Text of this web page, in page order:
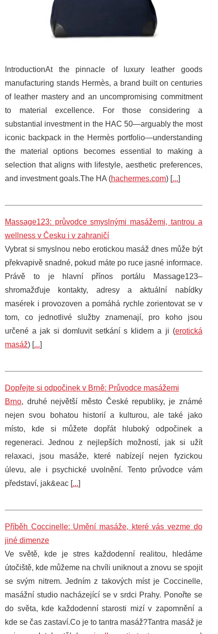
IntroductionAt the pinnacle of luxury leather goods
manufacturing stands Hermès, a brand built on centuries
of leather mastery and an uncompromising commitment
to material excellence. For those considering a
substantial investment in the HAC 50—arguably the most
iconic backpack in the Hermès portfolio—understanding
the material options becomes essential to making a
selection that aligns with lifestyle, aesthetic preferences,
and investment goals.The HA (hachermes.com) [...]
Massage123: průvodce smyslnými masážemi, tantrou a
wellness v Česku i v zahraničí
Vybrat si smyslnou nebo erotickou masáž dnes může být
překvapivě snadné, pokud máte po ruce jasné informace.
Právě to je hlavní přínos portálu Massage123–
shromažďuje kontakty, adresy a aktuální nabídky
masérek i provozoven a pomáhá rychle zorientovat se v
tom, co jednotlivé služby znamenají, pro koho jsou
určené a jak si domluvit setkání s klidem a ji (erotická
masáž) [...]
Dopřejte si odpočinek v Brně: Průvodce masážemi
Brno, druhé největší město České republiky, je známé
nejen svou bohatou historií a kulturou, ale také jako
místo, kde si můžete dopřát hluboký odpočinek a
regeneraci. Jednou z nejlepších možností, jak si užít
relaxaci, jsou masáže, které nabízejí nejen fyzickou
úlevu, ale i psychické uvolnění. Tento průvodce vám
představí, jak&eac [...]
Příběh Coccinelle: Umění masáže, které vás vezme do
jiné dimenze
Ve světě, kde je stres každodenní realitou, hledáme
útočiště, kde můžeme na chvíli uniknout a znovu se spojit
se svým nitrem. Jedním z takových míst je Coccinelle,
masážní studio nacházející se v srdci Prahy. Ponořte se
do světa, kde každodenní starosti mizí v zapomnění a
kde se čas zastaví.Co je to tantra masáž?Tantra masáž je